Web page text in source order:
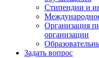
Стипендии и
Организация
организации
Задать вопрос